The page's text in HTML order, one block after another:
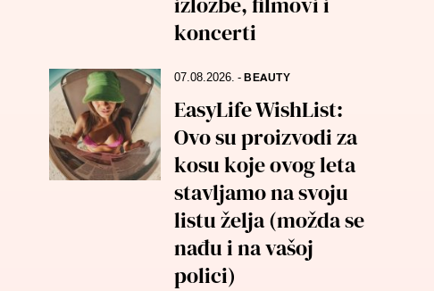
koncerti
07.08.2026.-BEAUTY
EasyLife WishList:
Ovo su proizvodi za
kosu koje ovog leta
stavljamo na svoju
listu želja (možda se
nađu i na vašoj
polici)